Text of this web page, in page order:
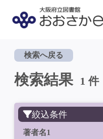
検索へ戻る
検索結果 1 件
絞込条件
著者名1